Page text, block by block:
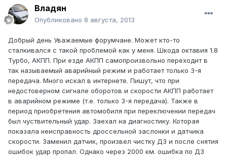
Владян
Опубликовано 8 августа, 2013
Добрый день Уважаемые форумчане. Может кто-то
сталкивался с такой проблемой как у меня. Шкода октавия 1.8
Турбо, АКПП. При езде АКПП самопроизвольно переходит в
так называемый аварийный режим и работает только 3-я
передача. Много искал в интернете. Пишут, что при
недостоверном сигнале оборотов и скорости АКПП работает
в аварийном режиме (т.е. только 3-я передача). Также в
период приобретения автомобиля при переключении передач
был чуствительный удар. Заехал на диагностику. Которая
показала неисправность дроссельной заслонки и датчика
скорости. Заменил датчик, произвел чистку ДЗ и после снятия
ошибок удар пропал. Однако через 2000 км. ошибка по ДЗ